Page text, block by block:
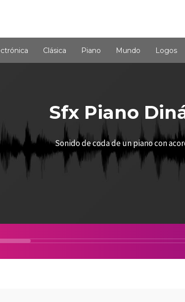
Clásica Piano Mundo Logos
Sfx Piano
Sonido de coda de un piano con